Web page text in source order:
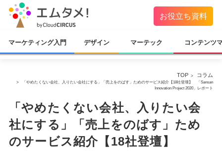
お役立ち資料
マーケティング入門 デザイン マーテック コンテンツ
TOP コラム
「やめたくない会社、入りたい会社にする」「売上をのばす」ためのサービス紹介【18社登壇】 「Sansan
Innovation Project 2020」レポート
「やめたくない会社、入りたい会
社にする」「売上をのばす」ため
のサービス紹介【18社登壇】